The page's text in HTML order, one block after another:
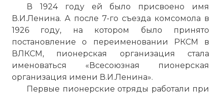
В 1924 году ей было присвоено имя
В.И.Ленина. А после 7-го съезда комсомола в
1926 году, на котором было принято
постановление о переименовании РКСМ в
ВЛКСМ, пионерская организация стала
именоваться «Всесоюзная пионерская
организация имени В.И.Ленина».
Первые пионерские отряды работали при